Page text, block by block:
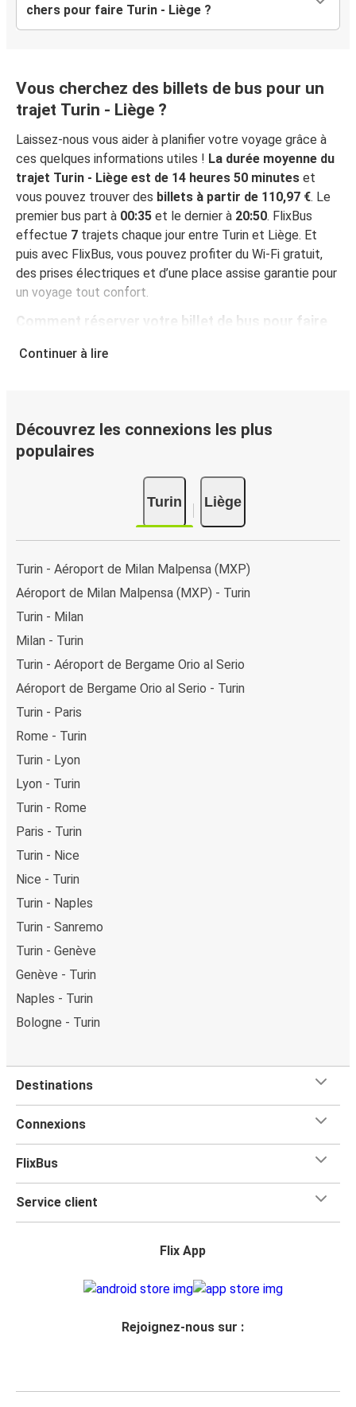
chers pour faire Turin - Liège ?
Vous cherchez des billets de bus pour un
trajet Turin - Liège ?
Laissez-nous vous aider à planifier votre voyage grâce à
ces quelques informations utiles ! La durée moyenne du
trajet Turin - Liège est de 14 heures 50 minutes et
vous pouvez trouver des billets à partir de 110,97 €. Le
premier bus part à 00:35 et le dernier à 20:50. FlixBus
effectue 7 trajets chaque jour entre Turin et Liège. Et
puis avec FlixBus, vous pouvez profiter du Wi-Fi gratuit,
des prises électriques et d’une place assise garantie pour
un voyage tout confort.
Comment réserver votre billet de bus pour faire
ligne, vous pouvez choisir entre différents modes de
paiement sécurisés : carte bancaire, PayPal, Google Pay
ou encore Apple Pay. Vous pouvez également payer en
espèces (dans un point de vente ou lorsque vous montez
Continuer à lire
Découvrez les connexions les plus
populaires
Turin Liège
Turin - Aéroport de Milan Malpensa (MXP)
Aéroport de Milan Malpensa (MXP) - Turin
Turin - Milan
Milan - Turin
Turin - Aéroport de Bergame Orio al Serio
Aéroport de Bergame Orio al Serio - Turin
Turin - Paris
Rome - Turin
Turin - Lyon
Lyon - Turin
Turin - Rome
Paris - Turin
Turin - Nice
Nice - Turin
Turin - Naples
Turin - Sanremo
Turin - Genève
Genève - Turin
Naples - Turin
Bologne - Turin
Destinations
Connexions
FlixBus
Service client
Flix App
Rejoignez-nous sur :